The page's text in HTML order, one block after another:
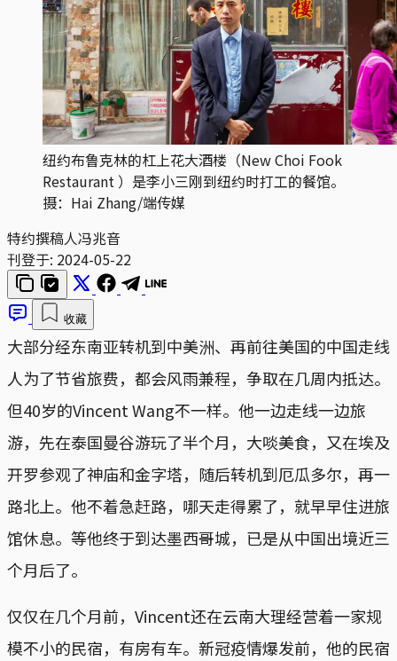
纽约布鲁克林的杠上花大酒楼（New Choi Fook
Restaurant ）是李小三刚到纽约时打工的餐馆。
摄：Hai Zhang/端传媒
特约撰稿人冯兆音
刊登于: 2024-05-22
收藏
大部分经东南亚转机到中美洲、再前往美国的中国走线
人为了节省旅费，都会风雨兼程，争取在几周内抵达。
但40岁的Vincent Wang不一样。他一边走线一边旅
游，先在泰国曼谷游玩了半个月，大啖美食，又在埃及
开罗参观了神庙和金字塔，随后转机到厄瓜多尔，再一
路北上。他不着急赶路，哪天走得累了，就早早住进旅
馆休息。等他终于到达墨西哥城，已是从中国出境近三
个月后了。
仅仅在几个月前，Vincent还在云南大理经营着一家规
模不小的民宿，有房有车。新冠疫情爆发前，他的民宿